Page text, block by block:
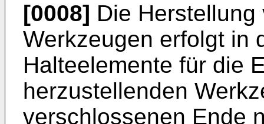
[0008] Die
Werkzeugen erfolgt in
Halteelemente für die
herzustellenden
verschlossenen Ende